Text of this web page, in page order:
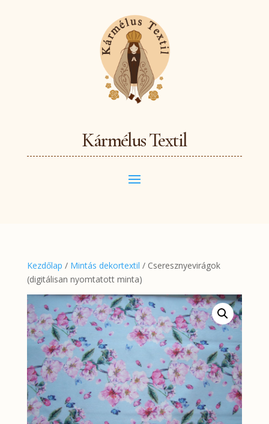
Kármélus Textil
Kezdőlap / Mintás dekortextil / Cseresznyevirágok
(digitálisan nyomtatott minta)